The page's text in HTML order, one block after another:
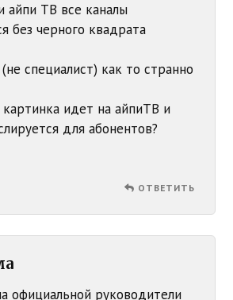
айпи ТВ все каналы
без черного квадрата
специалист) как то странно
идет на айпиТВ и
для абонентов?
ОТВЕТИТЬ
официальной руководители